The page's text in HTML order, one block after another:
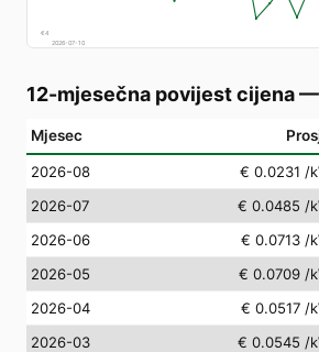
€4
2026-07-10
12-mjesečna povijest cijena—
Mjesec
2026-08 € 0.0231 /
2026-07
€ 0.0485 /
2026-06
€ 0.0713 /
2026-05
€ 0.0709 /
2026-04
€ 0.0517 /
2026-03
€ 0.0545 /